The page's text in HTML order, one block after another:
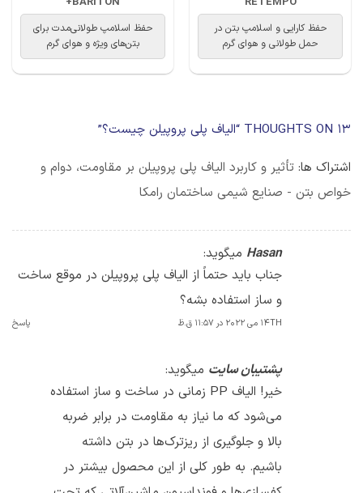
حفظ کارایی و اسلامپ بتن در
حمل طولانی و هوای گرم
حفظ اسلامپ طولانی‌مدت برای
بتن‌های ویژه و هوای گرم
13 THOUGHTS ON “ الیاف پلی پروپیلن چیست؟”
اشتراک ها: تأثیر و کاربرد الیاف پلی پروپیلن بر مقاومت، دوام و
خواص بتن - صنایع شیمی ساختمان رامکا
Hasan میگوید:
جناب باید حتماً از الیاف پلی پروپیلن در موقع ساخت
و ساز استفاده بشه؟
14TH می 2022 در 11:57 ق.ظ پاسخ
پشتیبان سایت میگوید:
خیر! الیاف PP زمانی در ساخت و ساز استفاده
می‌شود که ما نیاز به مقاومت در برابر ضربه
بالا و جلوگیری از ریزترک‌ها در بتن داشته
باشیم. به طور کلی از این محصول بیشتر در